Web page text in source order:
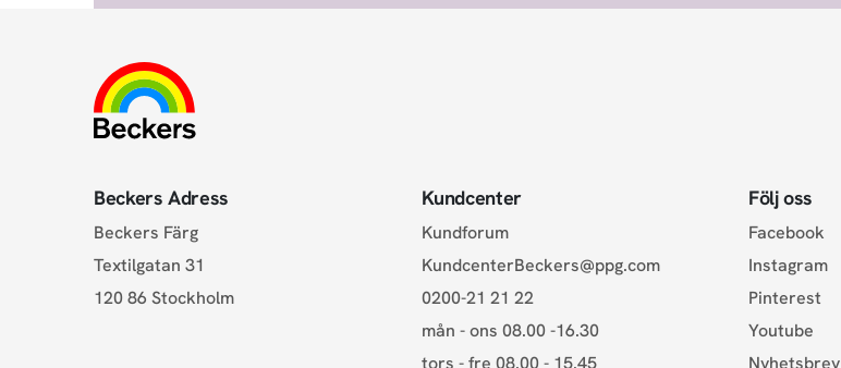
Beckers Adress
Beckers Färg
Textilgatan 31
120 86 Stockholm
Kundcenter
Kundforum
KundcenterBeckers@ppg.com
0200-21 21 22
mån - ons 08.00 -16.30
tors - fre 08.00 - 15.45
Följ oss
Facebook
Instagram
Pinterest
Youtube
Nyhetsbrev